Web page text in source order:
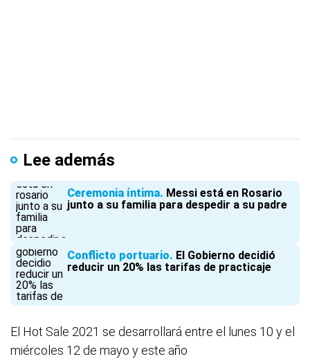
Lee además
Ceremonia íntima Messi está en Rosario
junto a su familia para despedir a su padre
Conflicto portuario El Gobierno decidió
reducir un 20% las tarifas de practicaje
El Hot Sale 2021 se desarrollará entre el lunes 10 y el
miércoles 12 de mayo y este año